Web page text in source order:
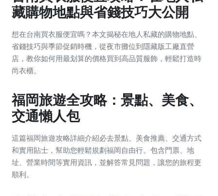
藏購物地點與省錢技巧大公開
想在台南買衣服便宜嗎？本文揭秘在地人私藏的購物地點、
省錢技巧與季節促銷時機，從夜市攤位到隱藏版工廠直營
店，教你如何用最划算的價格買到高品質服飾，輕鬆打造時
尚衣櫃。
福岡旅遊全攻略：景點、美食、
交通懶人包
這篇福岡旅遊攻略詳細介紹必去景點、美食推薦、交通方式
和實用貼士，幫助您輕鬆規劃福岡自由行。包含門票、地
址、營業時間等實用資訊，並解答常見問題，讓您的旅程更
順利。